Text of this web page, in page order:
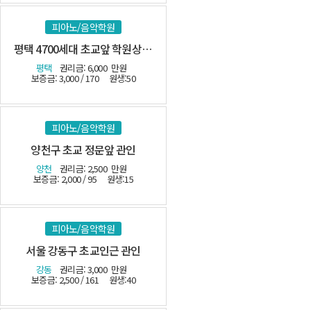
피아노/음악학원
평택 4700세대 초교앞 학원상가 관인
평택 권리금: 6,000 만원
보증금: 3,000 / 170 원생:50
피아노/음악학원
양천구 초교 정문앞 관인
양천 권리금: 2,500 만원
보증금: 2,000 / 95 원생:15
피아노/음악학원
서울 강동구 초교인근 관인
강동 권리금: 3,000 만원
보증금: 2,500 / 161 원생:40